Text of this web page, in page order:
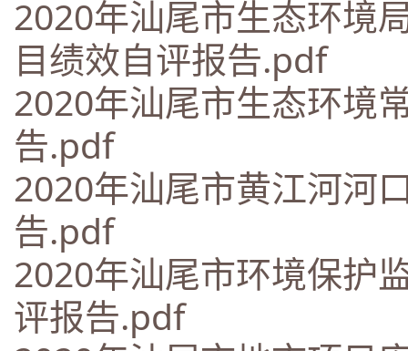
2020年汕尾市生态环境
目绩效自评报告.pdf
2020年汕尾市生态环境
告.pdf
2020年汕尾市黄江河河
告.pdf
2020年汕尾市环境保护
评报告.pdf